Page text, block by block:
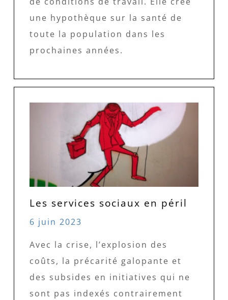
une hypothèque sur la santé de
toute la population dans les
prochaines années.
Les services sociaux en péril
6 juin 2023
Avec la crise, l’explosion des
coûts, la précarité galopante et
des subsides en initiatives qui ne
sont pas indexés contrairement